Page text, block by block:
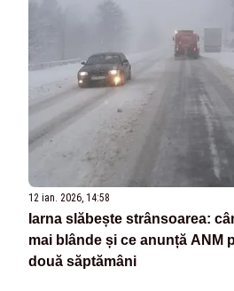
12 ian. 2026, 14:58
Iarna slăbește strânsoarea:
mai blânde și ce anunță ANM
două săptămâni